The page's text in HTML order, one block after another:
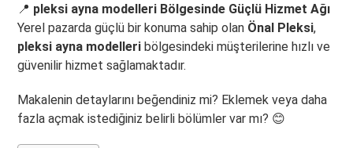
📍 pleksi ayna modelleri Bölgesinde Güçlü Hizmet Ağı
Yerel pazarda güçlü bir konuma sahip olan Önal Pleksi,
pleksi ayna modelleri bölgesindeki müşterilerine hızlı ve
güvenilir hizmet sağlamaktadır.
Makalenin detaylarını beğendiniz mi? Eklemek veya daha
fazla açmak istediğiniz belirli bölümler var mı? 😊